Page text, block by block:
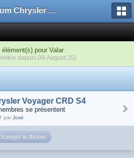
Forum Chrysler voyager minivan, Renault, Bmw, Opel
élément(s) pour Valar
depuis 09-August 25)
Voyager CRD S4
se présentent
par José
le thème